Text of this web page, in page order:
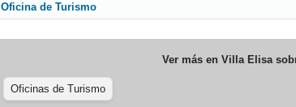
Oficina de Turismo
Ver más en Villa Elisa
Oficinas de Turismo